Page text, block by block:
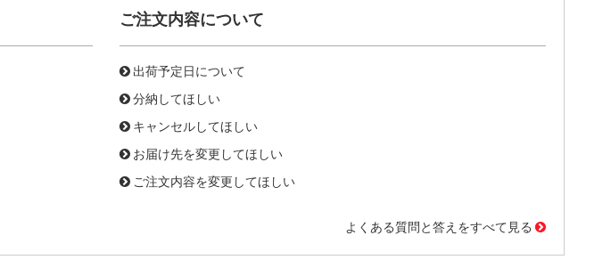
ご注文内容について
出荷予定日について
分納してほしい
キャンセルしてほしい
お届け先を変更してほしい
ご注文内容を変更してほしい
よくある質問と答えをすべて見る